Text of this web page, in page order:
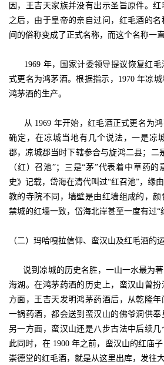
因，王吉天家族并没有出示圣旨原件。
之后，由于皇帝的亲自过问，红毛酒的
间的俗称变成了正式名称，而这个名称一
1969 年，国家计委领导提议恢复红毛
式更名为鸿茅酒。根据指示，1970 年凉
鸿茅酒的生产。
从 1969 年开始，红毛酒正式更名为鸿
确定，在凉城当地有几个说法，一是凉
郡，凉城郡当时下辖参合与旋鸿二县；二
（红）召池”；三是“茅”代表着中草药
史》记载，岱海在清代叫过“红召池”，缘
教的寺院不同，墙壁是由红墙组成的，
禁城的红墙一致，岱海北岸甚至一度有过“
（二）玛哈嘎拉信仰、蛮汉山及红毛酒的
说到凉城的历史名胜，一山一水最为著
海湖。在鸿茅药酒的历史上，蛮汉山曾
方面，王吉天发明鸿茅药酒后，从乾隆
一锅药酒，都会送到蛮汉山的佛爷洞供奉
另一方面，蛮汉山还是八步古法中后续
此同时，在 1900 年之前，蛮汉山的红庙
崇德堂的红毛酒，就是从这里出库，发往